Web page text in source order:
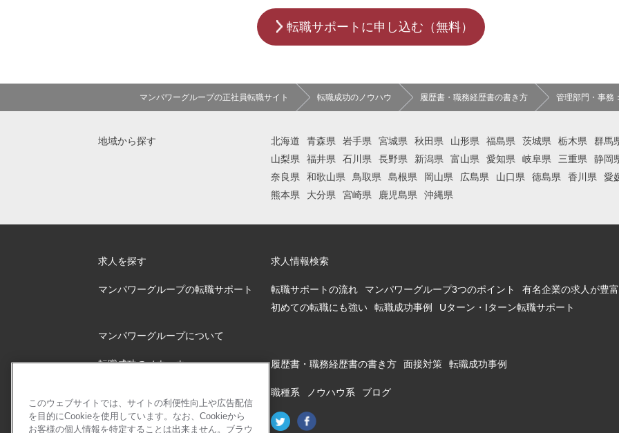
転職サポートに申し込む（無料）
マンパワーグループの正社員転職サイト 転職成功のノウハウ 履歴書・職務経歴書の書き方 管理部門・事務
地域から探す 北海道 青森県 岩手県 宮城県 秋田県 山形県 福島県 茨城県 栃木県
群馬
山梨県
福井県 石川県 長野県 新潟県 富山県 愛知県 岐阜県 三重県
静岡
奈良県
和歌山県 鳥取県 島根県 岡山県 広島県 山口県 徳島県 香川県
愛
熊本県
大分県 宮崎県 鹿児島県 沖縄県
求人を探す 求人情報検索
マンパワーグループの転職サポート 転職サポートの流れ マンパワーグループ3つのポイント
有名企業の求人が豊富
初めての転職にも強い
転職成功事例 Uターン・Iターン転職サポート
マンパワーグループについて
転職成功のノウハウ 履歴書・職務経歴書の書き方 面接対策 転職成功事例
職種系 ノウハウ系 ブログ
公式ソーシャルメディア
このウェブサイトでは、サイトの利便性向上や広告配信
を目的にCookieを使用しています。なお、Cookieから
お客様の個人情報を特定することは出来ません。ブラウ